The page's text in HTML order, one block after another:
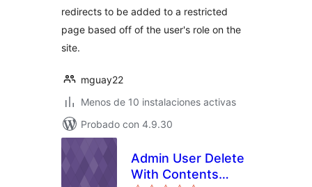
redirects to be added to a restricted
page based off of the user's role on the
site.
mguay22
Menos de 10 instalaciones activas
Probado con 4.9.30
Admin User Delete
With Contents